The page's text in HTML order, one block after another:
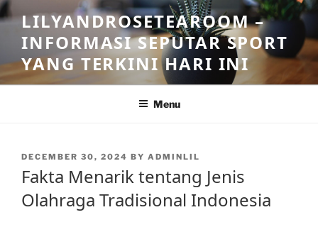
Skip
to
content
LILYANDROSETEAROOM –
INFORMASI SEPUTAR SPORT
YANG TERKINI HARI INI
Menu
POSTED
DECEMBER 30, 2024 BY ADMINLIL
Fakta Menarik tentang Jenis
Olahraga Tradisional Indonesia